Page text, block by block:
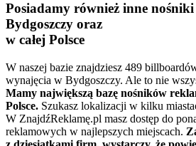
Posiadamy również inne
Bydgoszczy oraz
w całej Polsce
W naszej bazie znajdziesz 489
wynajęcia w Bydgoszczy. Ale to nie
Mamy największą bazę nośników
Polsce. Szukasz lokalizacji w kilku
W ZnajdźReklamę.pl masz dostęp do
reklamowych w najlepszych miejscach.